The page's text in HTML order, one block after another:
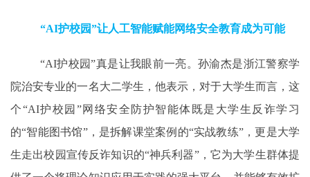
“AI护校园”让人工智能赋能网络安全教育成为可能
“AI护校园”真是让我眼前一亮。孙渝杰是浙江警察学
院治安专业的一名大二学生，他表示，对于大学生而言，这
个“AI护校园”网络安全防护智能体既是大学生反诈学习
的“智能图书馆”，是拆解课堂案例的“实战教练”，更是大学
生走出校园宣传反诈知识的“神兵利器”，它为大学生群体提